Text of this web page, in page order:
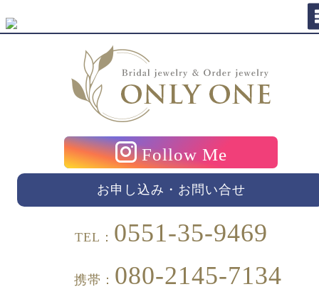
Follow Me
お申し込み・お問い合せ
TEL： 0551-35-9469
携帯： 080-2145-7134